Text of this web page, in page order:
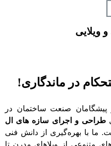
ویلایی
در ماندگاری!
پیشگامان صنعت ساختمان در
طراحی و اجرای سازه‌ های ال
ما با بهره‌گیری از دانش فنی
متنوعی از ویلاهای مدرن تا